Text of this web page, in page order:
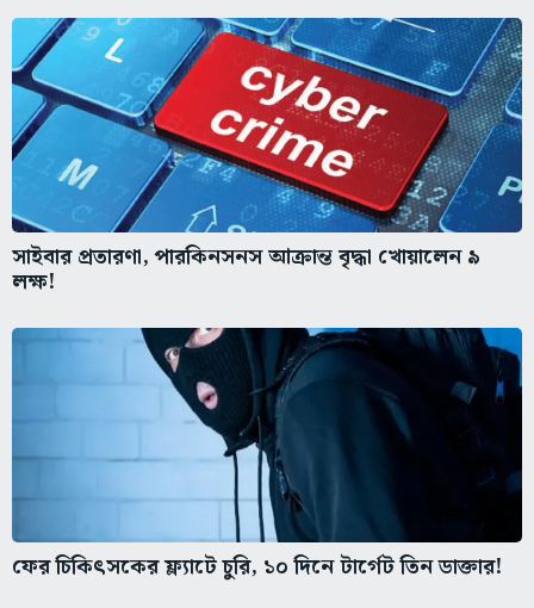
সাইবার প্রতারণা, পারকিনসনস আক্রান্ত বৃদ্ধা খোয়ালেন ৯
লক্ষ!
ফের চিকিৎসকের ফ্ল্যাটে চুরি, ১০ দিনে টার্গেট তিন ডাক্তার!